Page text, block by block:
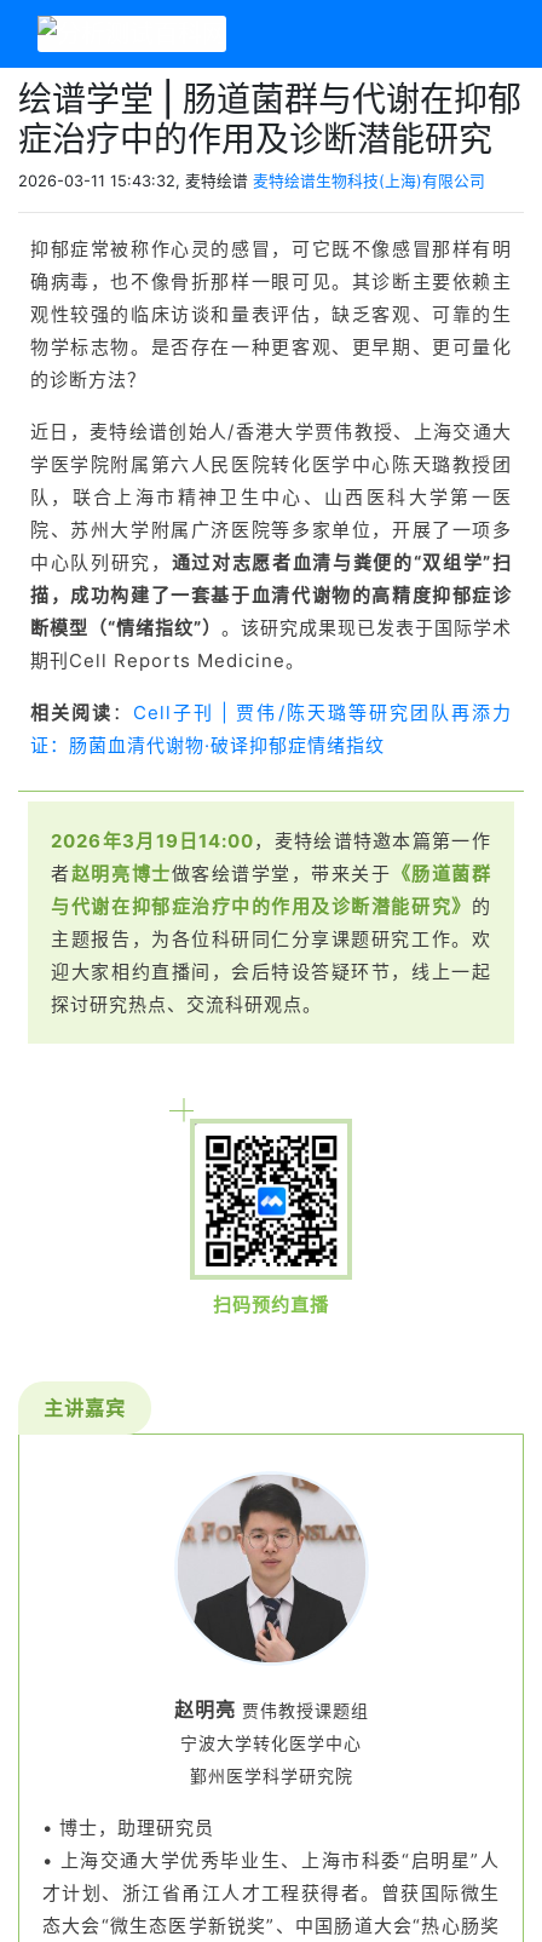
绘谱学堂 | 肠道菌群与代谢在抑郁
症治疗中的作用及诊断潜能研究
2026-03-11 15:43:32, 麦特绘谱 麦特绘谱生物科技(上海)有限公司
抑郁症常被称作心灵的感冒，可它既不像感冒那样有明
确病毒，也不像骨折那样一眼可见。其诊断主要依赖主
观性较强的临床访谈和量表评估，缺乏客观、可靠的生
物学标志物。是否存在一种更客观、更早期、更可量化
的诊断方法？
近日，麦特绘谱创始人/香港大学贾伟教授、上海交通大
学医学院附属第六人民医院转化医学中心陈天璐教授团
队，联合上海市精神卫生中心、山西医科大学第一医
院、苏州大学附属广济医院等多家单位，开展了一项多
中心队列研究， 通过对志愿者血清与粪便的“双组学”扫
描，成功构建了一套基于血清代谢物的高精度抑郁症诊
断模型（“情绪指纹”） 。该研究成果现已发表于国际学术
期刊Cell Reports Medicine。
相关阅读 ： Cell子刊 | 贾伟/陈天璐等研究团队再添力
证：肠菌血清代谢物·破译抑郁症情绪指纹
2026年3月19日14:00，麦特绘谱特邀本篇第一作
者赵明亮博士做客绘谱学堂，带来关于 《肠道菌群
与代谢在抑郁症治疗中的作用及诊断潜能研究》 的
主题报告，为各位科研同仁分享课题研究工作。欢
迎大家相约直播间，会后特设答疑环节，线上一起
探讨研究热点、交流科研观点。
扫码预约直播
主讲嘉宾
赵明亮 贾伟教授课题组
宁波大学转化医学中心
鄞州医学科学研究院
• 博士，助理研究员
• 上海交通大学优秀毕业生、上海市科委“启明星”人
才计划、浙江省甬江人才工程获得者。曾获国际微生
态大会“微生态医学新锐奖”、中国肠道大会“热心肠奖